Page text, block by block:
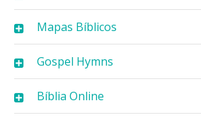
Mapas Bíblicos
Gospel Hymns
Bíblia Online